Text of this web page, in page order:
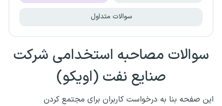
سوالات متداول
سوالات مصاحبه استخدامی شرکت
صنایع نفت (اویکو)
این صفحه بنا به درخواست کاربران برای مجتمع کردن